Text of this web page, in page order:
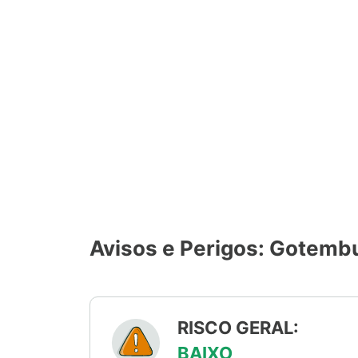
Avisos e Perigos:
RISCO GERAL:
BAIXO